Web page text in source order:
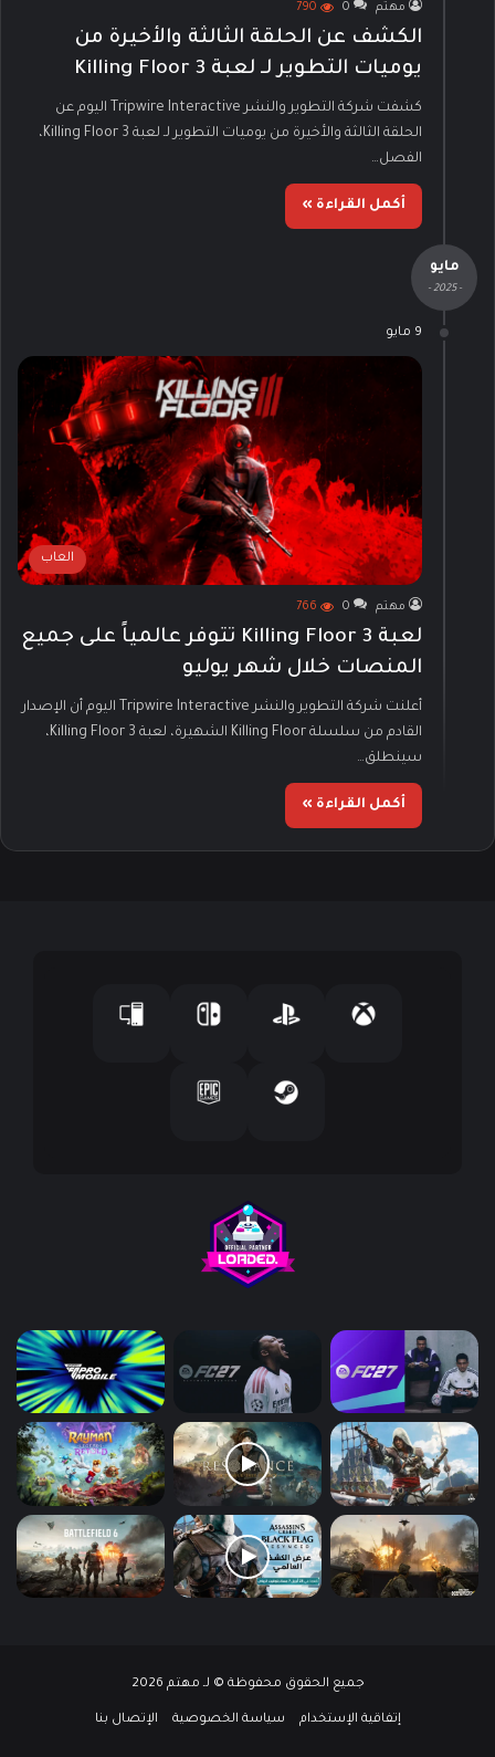
مهتم 0
790
الكشف عن الحلقة الثالثة والأخيرة من
يوميات التطوير لـ لعبة 3 Killing Floor
كشفت شركة التطوير والنشر Tripwire Interactive اليوم عن
الحلقة الثالثة والأخيرة من يوميات التطوير لـ لعبة Killing Floor 3،
الفصل…
أكمل القراءة »
مايو
- 2025 -
9 مايو
العاب
مهتم 0
766
لعبة Killing Floor 3 تتوفر عالمياً على جميع
المنصات خلال شهر يوليو
أعلنت شركة التطوير والنشر Tripwire Interactive اليوم أن الإصدار
القادم من سلسلة Killing Floor الشهيرة، لعبة Killing Floor 3،
سينطلق…
أكمل القراءة »
جميع الحقوق محفوظة © لـ مهتم 2026
إتفاقية الإستخدام سياسة الخصوصية الإتصال بنا